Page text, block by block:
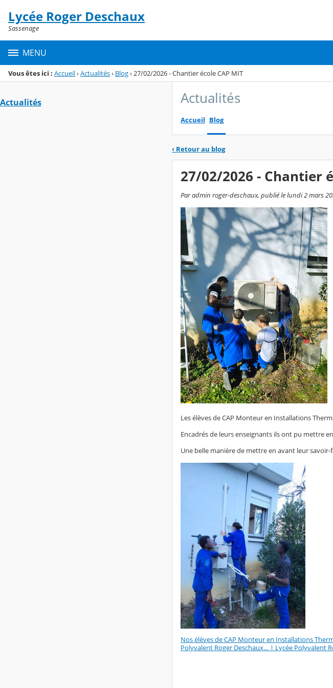
Menu de la rubrique
Contenu
Lycée Roger Deschaux
Sassenage
MENU
Vous êtes ici : Accueil›Actualités› Blog›27/02/2026 - Chantier école CAP MIT
Actualités Actualités
Accueil Blog
‹ Retour au blog
27/02/2026 - Chantier
Par admin roger-deschaux, publié le lundi 2 mars
Les élèves de CAP Monteur en Installations
Encadrés de leurs enseignants ils ont pu mettre
Une belle manière de mettre en avant leur
Nos élèves de CAP Monteur en Installations
Polyvalent Roger Deschaux… | Lycée Polyvalent